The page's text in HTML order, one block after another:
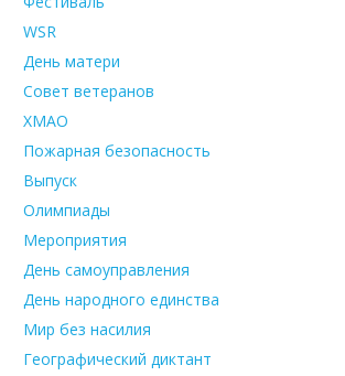
WSR
День матери
Совет ветеранов
ХМАО
Пожарная безопасность
Выпуск
Олимпиады
Мероприятия
День самоуправления
День народного единства
Мир без насилия
Географический диктант